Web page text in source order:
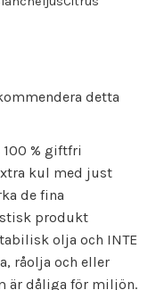
detta
% giftfri
kul med just
de fina
produkt
olja och INTE
råolja och eller
är dåliga för miljön.